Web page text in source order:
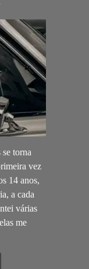
torna
vez
14 anos,
a cada
várias
me